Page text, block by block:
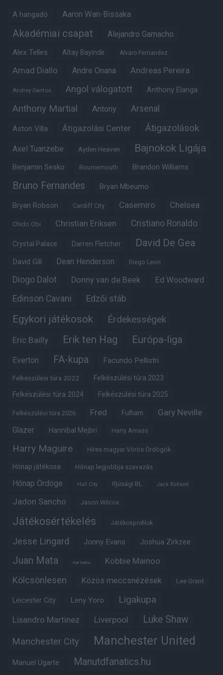
A hangadó Aaron Wan-Bissaka
Akadémiai csapat Alejandro Garnacho
Alex Telles Altay Bayindir Alvaro Fernandez
Amad Diallo Andre Onana Andreas Pereira
Andrey Santos Angol válogatott Anthony Elanga
Anthony Martial Antony Arsenal
Aston Villa Átigazolási Center Átigazolások
Axel Tuanzebe Ayden Heaven Bajnokok Ligája
Benjamin Sesko Bournemouth Brandon Williams
Bruno Fernandes Bryan Mbeumo
Bryan Robson Cardiff City Casemiro Chelsea
Chido Obi Christian Eriksen Cristiano Ronaldo
Crystal Palace Darren Fletcher David De Gea
David Gill Dean Henderson Diego Leon
Diogo Dalot Donny van de Beek Ed Woodward
Edinson Cavani Edzői stáb
Egykori játékosok Érdekességek
Eric Bailly Erik ten Hag Európa-liga
Everton FA-kupa Facundo Pellistri
Felkészülési túra 2022 Felkészülési túra 2023
Felkészülési túra 2024 Felkészülési túra 2025
Felkészülési túra 2026 Fred Fulham Gary Neville
Glazer Hannibal Mejbri Harry Amass
Harry Maguire Híres magyar Vörös Ördögök
Hónap játékosa Hónap legjobbja szavazás
Hónap Ördöge Hull City Ifjúsági BL Jack Butland
Jadon Sancho Jason Wilcox
Játékosértékelés Játékosprofilok
Jesse Lingard Jonny Evans Joshua Zirkzee
Juan Mata Karl Darlow Kobbie Mainoo
Kölcsönlesen Közös meccsnézések Lee Grant
Leicester City Leny Yoro Ligakupa
Lisandro Martinez Liverpool Luke Shaw
Manchester City Manchester United
Manuel Ugarte Manutdfanatics.hu